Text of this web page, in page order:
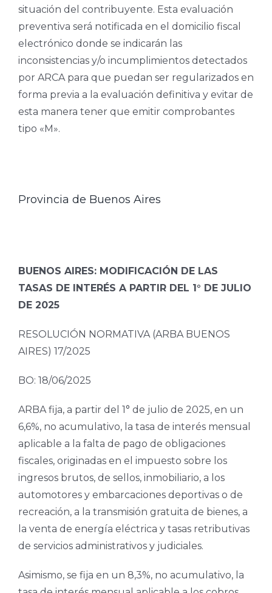
situación del contribuyente. Esta evaluación
preventiva será notificada en el domicilio fiscal
electrónico donde se indicarán las
inconsistencias y/o incumplimientos detectados
por ARCA para que puedan ser regularizados en
forma previa a la evaluación definitiva y evitar de
esta manera tener que emitir comprobantes
tipo «M».
Provincia de Buenos Aires
BUENOS AIRES: MODIFICACIÓN DE LAS
TASAS DE INTERÉS A PARTIR DEL 1° DE JULIO
DE 2025
RESOLUCIÓN NORMATIVA (ARBA BUENOS
AIRES) 17/2025
BO: 18/06/2025
ARBA fija, a partir del 1° de julio de 2025, en un
6,6%, no acumulativo, la tasa de interés mensual
aplicable a la falta de pago de obligaciones
fiscales, originadas en el impuesto sobre los
ingresos brutos, de sellos, inmobiliario, a los
automotores y embarcaciones deportivas o de
recreación, a la transmisión gratuita de bienes, a
la venta de energía eléctrica y tasas retributivas
de servicios administrativos y judiciales.
Asimismo, se fija en un 8,3%, no acumulativo, la